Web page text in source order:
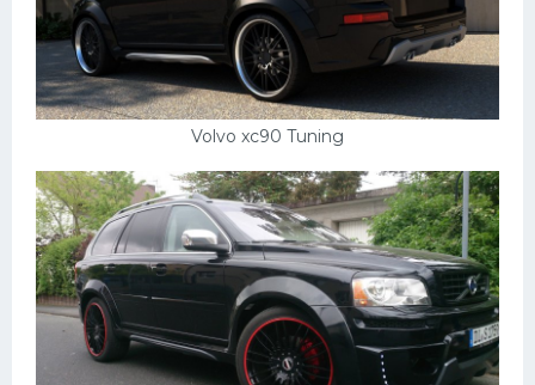
Volvo xc90 Tuning